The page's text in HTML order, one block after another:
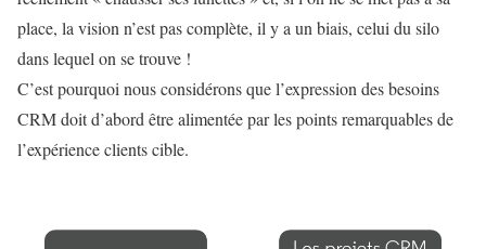
place, la vision n’est pas complète, il y a un biais, celui du silo
dans lequel on se trouve !
C’est pourquoi nous considérons que l’expression des besoins
CRM doit d’abord être alimentée par les points remarquables de
l’expérience clients cible.